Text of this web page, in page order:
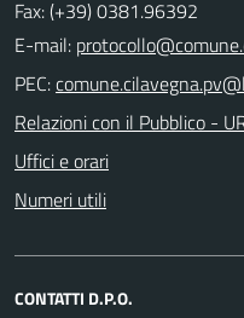
Fax: (+39) 0381.96392
E-mail:
PEC:
Relazioni con il Pubblico -
Uffici e orari
Numeri utili
CONTATTI D.P.O.